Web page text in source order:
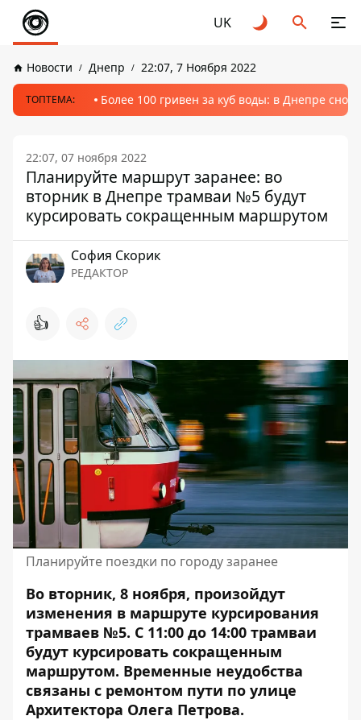
UK
Новости Днепр 22:07, 7 Ноября 2022
ТОПТЕМА: Более 100 гривен за куб воды: в Днепре
22:07, 07 ноября 2022
Планируйте маршрут заранее: во
вторник в Днепре трамваи №5 будут
курсировать сокращенным маршрутом
София Скорик
РЕДАКТОР
👍
Планируйте поездки по городу заранее
Во вторник, 8 ноября, произойдут
изменения в маршруте курсирования
трамваев №5. С 11:00 до 14:00 трамваи
будут курсировать сокращенным
маршрутом. Временные неудобства
связаны с ремонтом пути по улице
Архитектора Олега Петрова.